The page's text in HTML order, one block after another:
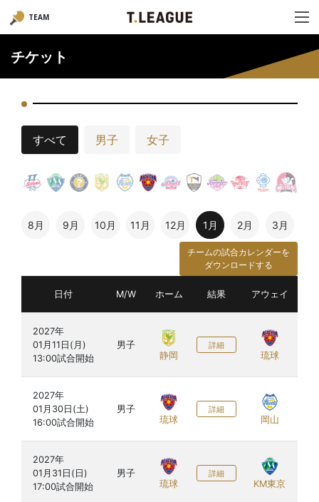
TEAM
チケット
すべて 男子 女子
8月 9月 10月 11月 12月 1月 2月 3月
チームの試合カレンダーを
ダウンロードする
日付 M/W ホーム 結果 アウェイ
2027年
01月11日(月)
男子
静岡
詳細
琉球
2027年
01月30日(土)
男子
琉球
詳細
岡山
2027年
01月31日(日)
男子
琉球
詳細
KM東京